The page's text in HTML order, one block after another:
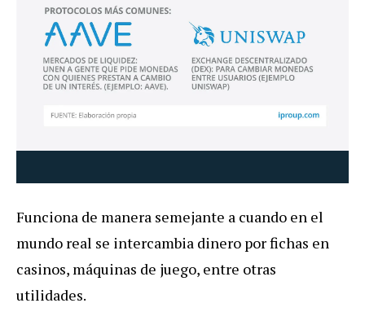
Funciona de manera semejante a cuando en el
mundo real se intercambia dinero por fichas en
casinos, máquinas de juego, entre otras
utilidades.